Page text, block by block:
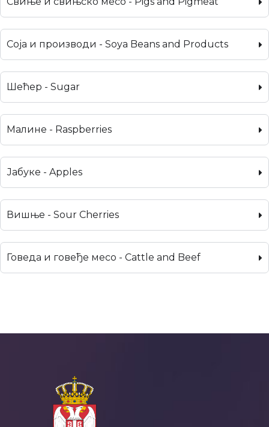
Соја и производи - Soya Beans and Products
Шећер - Sugar
Малине - Raspberries
Јабуке - Apples
Вишње - Sour Cherries
Говеда и говеђе месо - Cattle and Beef